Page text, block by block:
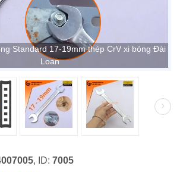
Standard 17-19mm thép CrV xi bóng Đài
Loan
, ID: 7005